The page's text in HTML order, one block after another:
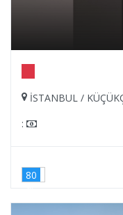
İSTANBUL /
:
80